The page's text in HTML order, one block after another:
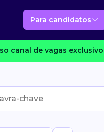
Para candidatos
canal de vagas exclusivo.